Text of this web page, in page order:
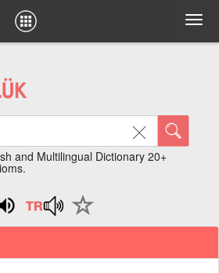
and Multilingual Dictionary 20+